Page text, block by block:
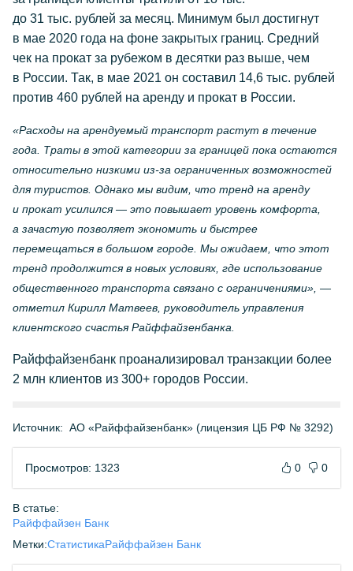
до 31 тыс. рублей за месяц. Минимум был достигнут
в мае 2020 года на фоне закрытых границ. Средний
чек на прокат за рубежом в десятки раз выше, чем
в России. Так, в мае 2021 он составил 14,6 тыс. рублей
против 460 рублей на аренду и прокат в России.
«Расходы на арендуемый транспорт растут в течение
года. Траты в этой категории за границей пока остаются
относительно низкими из-за ограниченных возможностей
для туристов. Однако мы видим, что тренд на аренду
и прокат усилился — это повышает уровень комфорта,
а зачастую позволяет экономить и быстрее
перемещаться в большом городе. Мы ожидаем, что этот
тренд продолжится в новых условиях, где использование
общественного транспорта связано с ограничениями», —
отметил Кирилл Матвеев, руководитель управления
клиентского счастья Райффайзенбанка.
Райффайзенбанк проанализировал транзакции более
2 млн клиентов из 300+ городов России.
Источник: АО «Райффайзенбанк» (лицензия ЦБ РФ № 3292)
Просмотров: 1323 0 0
В статье:
Райффайзен Банк
Метки:СтатистикаРайффайзен Банк